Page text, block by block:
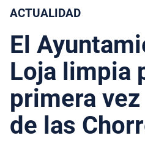
ACTUALIDAD
El
Loja limpia
primera
de las